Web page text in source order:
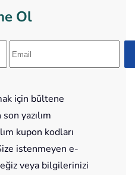
Ol
için bültene
yazılım
kupon kodları
istenmeyen e-
veya bilgilerinizi